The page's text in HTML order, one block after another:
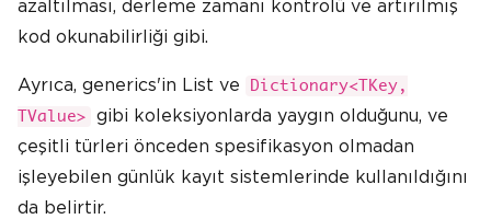
azaltılması, derleme zamanı kontrolü ve artırılmış
kod okunabilirliği gibi.
Ayrıca, generics'in List ve
Dictionary<TKey,
TValue>
gibi koleksiyonlarda yaygın olduğunu, ve
çeşitli türleri önceden spesifikasyon olmadan
işleyebilen günlük kayıt sistemlerinde kullanıldığını
da belirtir.